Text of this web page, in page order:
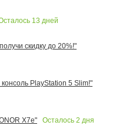
13 дней
скидку до 20%!"
PlayStation 5 Slim!"
X7e"
Осталось 2 дня